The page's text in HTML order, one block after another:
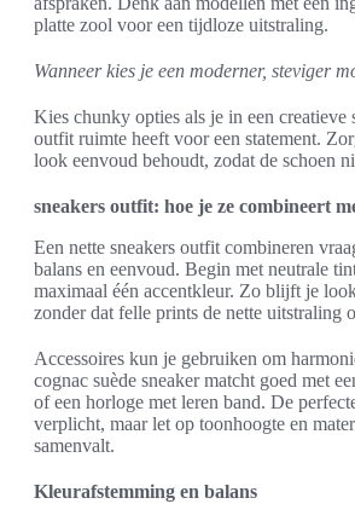
platte zool voor een tijdloze uitstraling.
Wanneer kies je een moderner, steviger
Kies chunky opties als je in een creatieve
outfit ruimte heeft voor een statement.
look eenvoud behoudt, zodat de schoen
sneakers outfit: hoe je ze combineert
Een nette sneakers outfit combineren
balans en eenvoud. Begin met neutrale
maximaal één accentkleur. Zo blijft je
zonder dat felle prints de nette uitstraling
Accessoires kun je gebruiken om
cognac suède sneaker matcht goed met
of een horloge met leren band. De
verplicht, maar let op toonhoogte en
samenvalt.
Kleurafstemming en balans